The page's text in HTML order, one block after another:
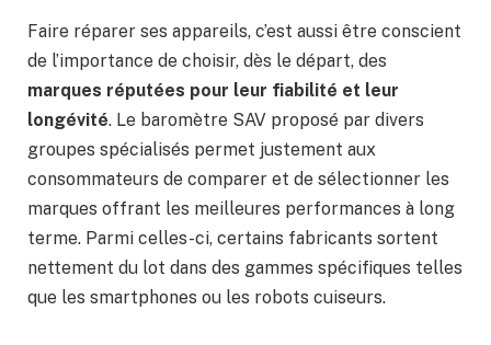
Faire réparer ses appareils, c’est aussi être conscient
de l’importance de choisir, dès le départ, des
marques réputées pour leur fiabilité et leur
longévité. Le baromètre SAV proposé par divers
groupes spécialisés permet justement aux
consommateurs de comparer et de sélectionner les
marques offrant les meilleures performances à long
terme. Parmi celles-ci, certains fabricants sortent
nettement du lot dans des gammes spécifiques telles
que les smartphones ou les robots cuiseurs.